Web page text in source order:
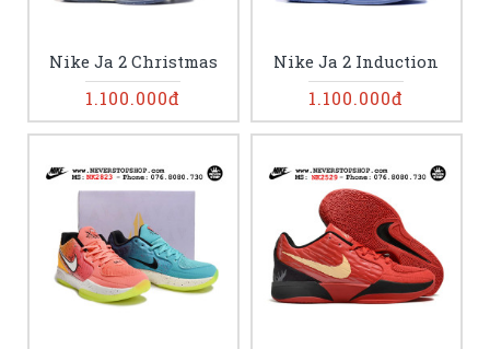
Nike Ja 2 Christmas
1.100.000đ
Nike Ja 2 Induction
1.100.000đ